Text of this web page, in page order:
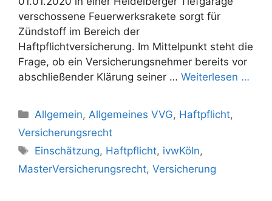
verschossene Feuerwerksrakete sorgt für
Zündstoff im Bereich der
Haftpflichtversicherung. Im Mittelpunkt steht die
Frage, ob ein Versicherungsnehmer bereits vor
abschließender Klärung seiner … Weiterlesen …
Kategorien
Allgemein,Allgemeines VVG, Haftpflicht,
Versicherungsrecht
Schlagwörter
Einschätzung, Haftpflicht, ivwKöln,
MasterVersicherungsrecht, Versicherung